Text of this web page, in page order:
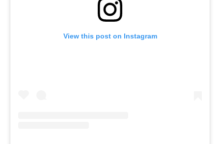
View this post on Instagram